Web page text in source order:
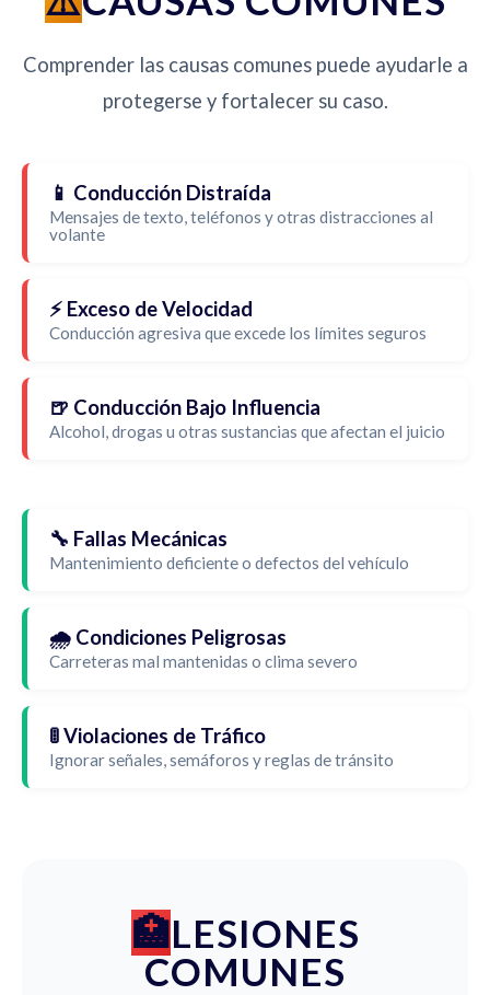
Comprender las causas comunes puede ayudarle a
protegerse y fortalecer su caso.
📱 Conducción Distraída
Mensajes de texto, teléfonos y otras distracciones al
volante
⚡ Exceso de Velocidad
Conducción agresiva que excede los límites seguros
🍺 Conducción Bajo Influencia
Alcohol, drogas u otras sustancias que afectan el juicio
🔧 Fallas Mecánicas
Mantenimiento deficiente o defectos del vehículo
🌧️ Condiciones Peligrosas
Carreteras mal mantenidas o clima severo
🚦 Violaciones de Tráfico
Ignorar señales, semáforos y reglas de tránsito
LESIONES
COMUNES